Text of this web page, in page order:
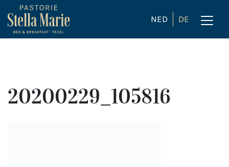
NED DE
20200229_105816